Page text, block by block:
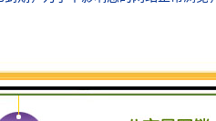
绿色环保的价值。自然，我
顶的雨水。多用于城市地